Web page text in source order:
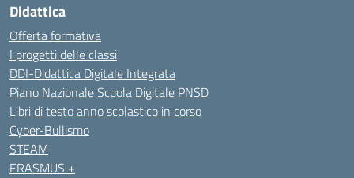
Didattica
Offerta formativa
I progetti delle classi
DDI-Didattica Digitale Integrata
Piano Nazionale Scuola Digitale PNSD
Libri di testo anno scolastico in corso
Cyber-Bullismo
STEAM
ERASMUS +